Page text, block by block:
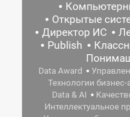
Открытые
Директор ИС
Publish
Data Award
Технологии бизнес-
Data & AI
Интеллектуальное